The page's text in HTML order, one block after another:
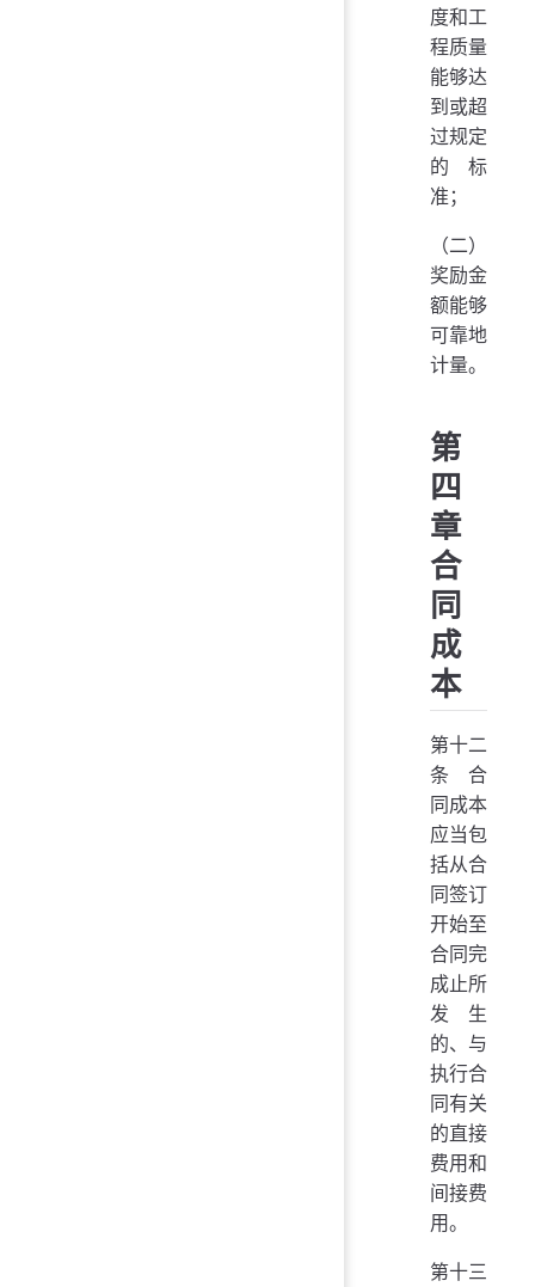
度和工
程质量
能够达
到或超
过规定
的标
准；
（二）
奖励金
额能够
可靠地
计量。
第
四
章
合
同
成
本
第十二
条 合
同成本
应当包
括从合
同签订
开始至
合同完
成止所
发生
的、与
执行合
同有关
的直接
费用和
间接费
用。
第十三